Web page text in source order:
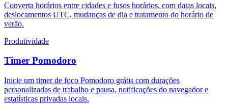
Converta horários entre cidades e fusos horários, com datas locais,
deslocamentos UTC, mudanças de dia e tratamento do horário de
verão.
Produtividade
Timer Pomodoro
Inicie um timer de foco Pomodoro grátis com durações
personalizadas de trabalho e pausa, notificações do navegador e
estatísticas privadas locais.